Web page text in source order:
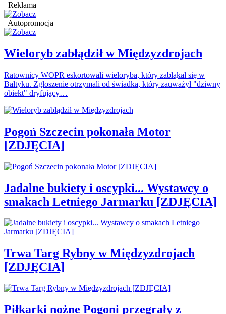
Reklama
Autopromocja
Wieloryb zabłądził w Międzyzdrojach
Ratownicy WOPR eskortowali wieloryba, który zabłąkał się w
Bałtyku. Zgłoszenie otrzymali od świadka, który zauważył "dziwny
obiekt" dryfujący…
Pogoń Szczecin pokonała Motor
[ZDJĘCIA]
Jadalne bukiety i oscypki... Wystawcy o
smakach Letniego Jarmarku [ZDJĘCIA]
Trwa Targ Rybny w Międzyzdrojach
[ZDJĘCIA]
Piłkarki nożne Pogoni przegrały z